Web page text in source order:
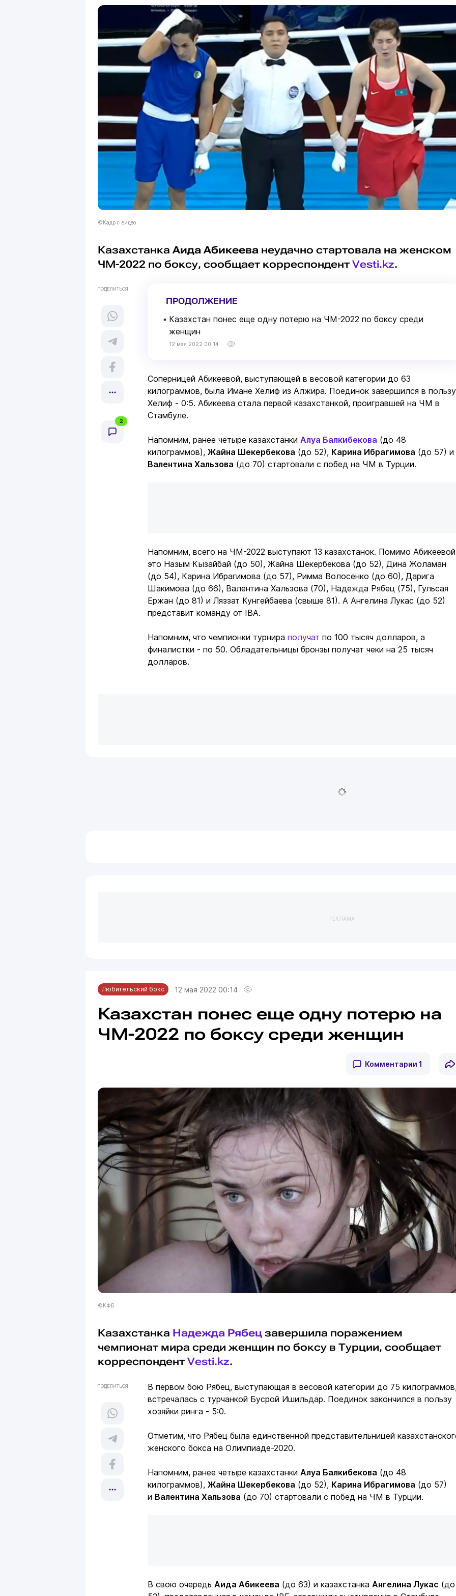
©Кадр с видео
Казахстанка Аида Абикеева неудачно стартовала на женском
ЧМ-2022 по боксу, сообщает корреспондент Vesti.kz.
ПОДЕЛИТЬСЯ
2
ПРОДОЛЖЕНИЕ
▪ Казахстан понес еще одну потерю на ЧМ-2022 по боксу среди
женщин
12 мая 2022 00:14
Соперницей Абикеевой, выступающей в весовой категории до 63
килограммов, была Имане Хелиф из Алжира. Поединок завершился в пользу
Хелиф - 0:5. Абикеева стала первой казахстанкой, проигравшей на ЧМ в
Стамбуле.
Напомним, ранее четыре казахстанки Алуа Балкибекова (до 48
килограммов), Жайна Шекербекова (до 52), Карина Ибрагимова (до 57) и
Валентина Хальзова (до 70) стартовали с побед на ЧМ в Турции.
Напомним, всего на ЧМ-2022 выступают 13 казахстанок. Помимо
это Назым Кызайбай (до 50), Жайна Шекербекова (до 52), Дина Жоламан
(до 54), Карина Ибрагимова (до 57), Римма Волосенко (до 60), Дарига
Шакимова (до 66), Валентина Хальзова (70), Надежда Рябец (75), Гульсая
Ержан (до 81) и Ляззат Кунгейбаева (свыше 81). А Ангелина Лукас (до 52)
представит команду от IBA.
Напомним, что чемпионки турнира получат по 100 тысяч долларов, а
финалистки - по 50. Обладательницы бронзы получат чеки на 25 тысяч
долларов.
РЕКЛАМА
Любительский бокс 12 мая 2022 00:14
Казахстан понес еще одну потерю на
ЧМ-2022 по боксу среди женщин
Комментарии 1
©КФБ
Казахстанка Надежда Рябец завершила поражением
чемпионат мира среди женщин по боксу в Турции, сообщает
корреспондент Vesti.kz.
ПОДЕЛИТЬСЯ
В первом бою Рябец, выступающая в весовой категории до 75
встречалась с турчанкой Бусрой Ишильдар. Поединок закончился в пользу
хозяйки ринга - 5:0.
Отметим, что Рябец была единственной представительницей
женского бокса на Олимпиаде-2020.
Напомним, ранее четыре казахстанки Алуа Балкибекова (до 48
килограммов), Жайна Шекербекова (до 52), Карина Ибрагимова (до 57)
и Валентина Хальзова (до 70) стартовали с побед на ЧМ в Турции.
В свою очередь Аида Абикеева (до 63) и казахстанка Ангелина Лукас (до